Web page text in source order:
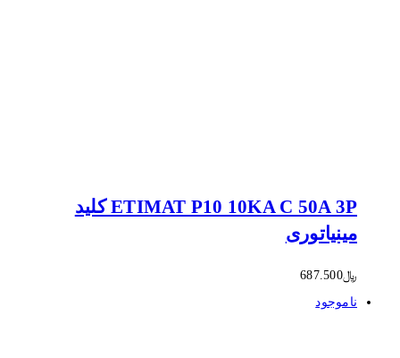
ETIMAT P10 10KA C 50A 3P کلید
مینیاتوری
﷼687.500
ناموجود